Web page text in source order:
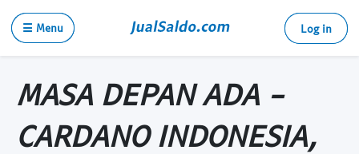
☰ Menu Log in
MASA DEPAN ADA -
CARDANO INDONESIA,